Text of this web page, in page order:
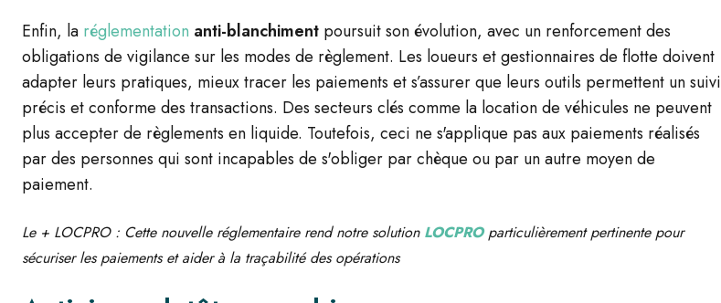
Enfin, la réglementation anti-blanchiment poursuit son évolution, avec un renforcement des
obligations de vigilance sur les modes de règlement. Les loueurs et gestionnaires de flotte doivent
adapter leurs pratiques, mieux tracer les paiements et s’assurer que leurs outils permettent un suivi
précis et conforme des transactions. Des secteurs clés comme la location de véhicules ne peuvent
plus accepter de règlements en liquide. Toutefois, ceci ne s'applique pas aux paiements réalisés
par des personnes qui sont incapables de s'obliger par chèque ou par un autre moyen de
paiement.
Le + LOCPRO : Cette nouvelle réglementaire rend notre solution LOCPROparticulièrement pertinente pour
sécuriser les paiements et aider à la traçabilité des opérations